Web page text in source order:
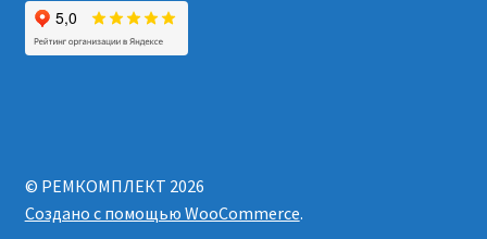
© РЕМКОМПЛЕКТ 2026
Создано с помощью WooCommerce.